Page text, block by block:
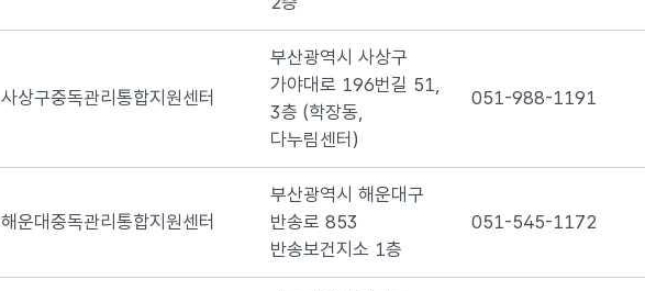
사상구중독관리통합지원센터
부산광역시 사상구
가야대로 196번길 51,
3층 (학장동,
다누림센터)
051-988-1191
해운대중독관리통합지원센터
부산광역시 해운대구
반송로 853
반송보건지소 1층
051-545-1172